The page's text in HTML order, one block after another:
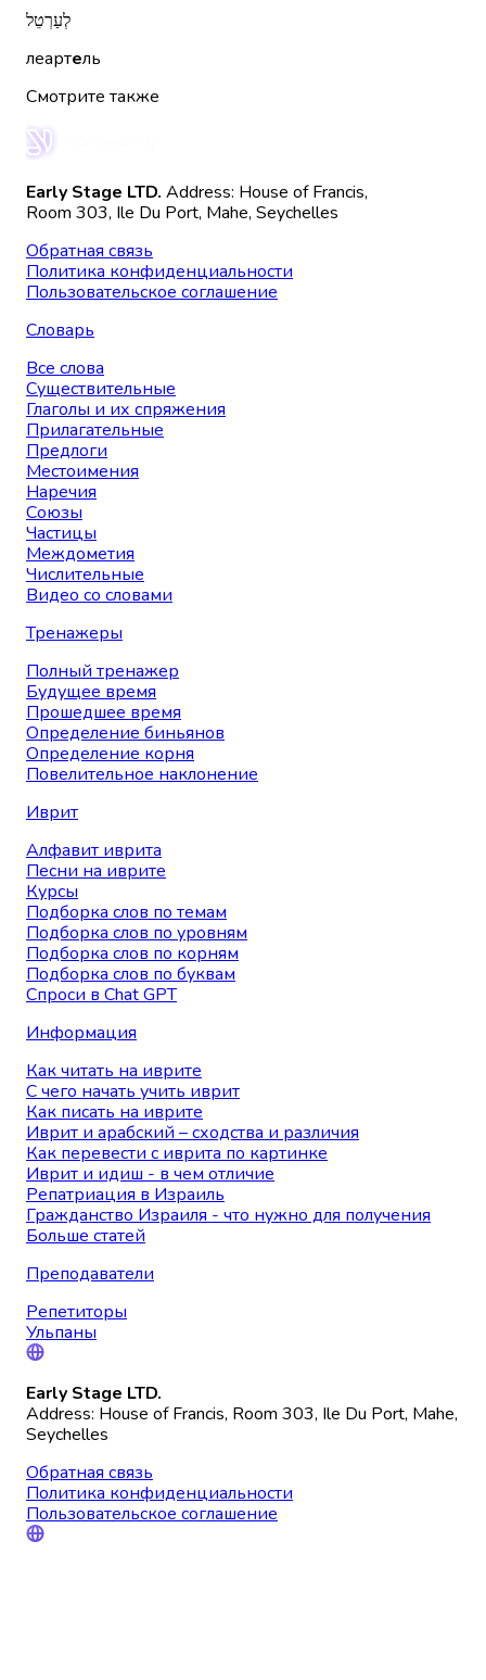
לְעַרְטֵל
леартель
Смотрите также
Early Stage LTD. Address: House of Francis,
Room 303, Ile Du Port, Mahe, Seychelles
Обратная связь
Политика конфиденциальности
Пользовательское соглашение
Словарь
Все слова
Существительные
Глаголы и их спряжения
Прилагательные
Предлоги
Местоимения
Наречия
Союзы
Частицы
Междометия
Числительные
Видео со словами
Тренажеры
Полный тренажер
Будущее время
Прошедшее время
Определение биньянов
Определение корня
Повелительное наклонение
Иврит
Алфавит иврита
Песни на иврите
Курсы
Подборка слов по темам
Подборка слов по уровням
Подборка слов по корням
Подборка слов по буквам
Спроси в Chat GPT
Информация
Как читать на иврите
С чего начать учить иврит
Как писать на иврите
Иврит и арабский – сходства и различия
Как перевести с иврита по картинке
Иврит и идиш - в чем отличие
Репатриация в Израиль
Гражданство Израиля - что нужно для получения
Больше статей
Преподаватели
Репетиторы
Ульпаны
Early Stage LTD.
Address: House of Francis, Room 303, Ile Du Port, Mahe,
Seychelles
Обратная связь
Политика конфиденциальности
Пользовательское соглашение